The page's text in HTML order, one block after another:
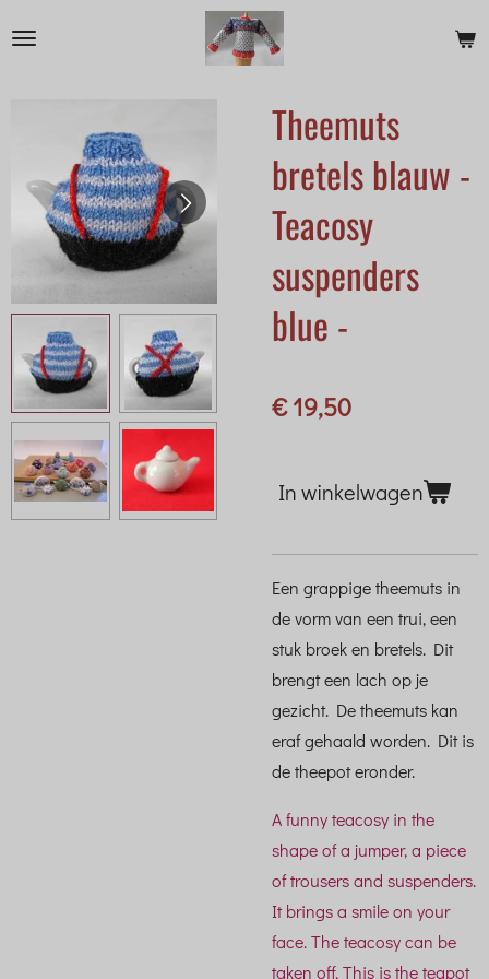
hoofdinhoud
Theemuts
bretels blauw -
Teacosy
suspenders
blue -
€ 19,50
In winkelwagen
Een grappige theemuts in
de vorm van een trui, een
stuk broek en bretels. Dit
brengt een lach op je
gezicht. De theemuts kan
eraf gehaald worden. Dit is
de theepot eronder.
A funny teacosy in the
shape of a jumper, a piece
of trousers and suspenders.
It brings a smile on your
face. The teacosy can be
taken off. This is the teapot